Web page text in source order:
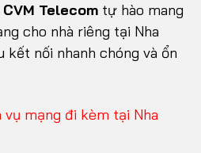
CVM Telecom tự hào mang
cho nhà riêng tại Nha
kết nối nhanh chóng và ổn
mạng đi kèm tại Nha